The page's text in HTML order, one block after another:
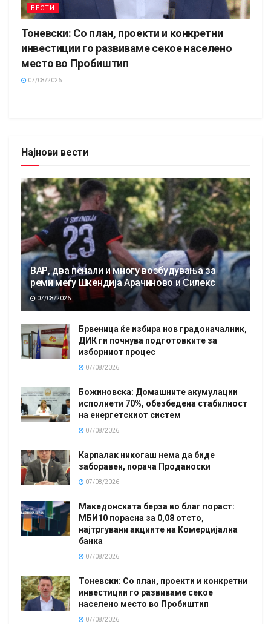
ВЕСТИ
Тоневски: Со план, проекти и конкретни
инвестиции го развиваме секое населено
место во Пробиштип
07/08/2026
Најнови вести
ВАР, два пенали и многу возбудувања за
реми меѓу Шкендија Арачиново и Силекс
07/08/2026
Брвеница ќе избира нов градоначалник,
ДИК ги почнува подготовките за
изборниот процес
07/08/2026
Божиновска: Домашните акумулации
исполнети 70%, обезбедена стабилност
на енергетскиот систем
07/08/2026
Карпалак никогаш нема да биде
заборавен, порача Проданоски
07/08/2026
Македонската берза во благ пораст:
МБИ10 порасна за 0,08 отсто,
најтргувани акциите на Комерцијална
банка
07/08/2026
Тоневски: Со план, проекти и конкретни
инвестиции го развиваме секое
населено место во Пробиштип
07/08/2026